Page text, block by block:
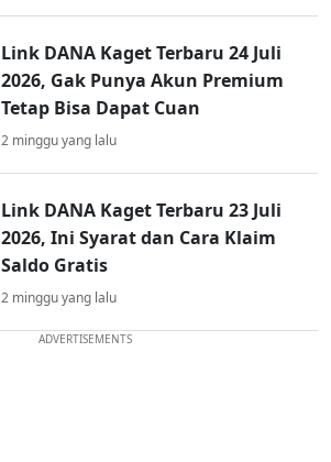
Link DANA Kaget Terbaru 24 Juli
2026, Gak Punya Akun Premium
Tetap Bisa Dapat Cuan
2 minggu yang lalu
Link DANA Kaget Terbaru 23 Juli
2026, Ini Syarat dan Cara Klaim
Saldo Gratis
2 minggu yang lalu
ADVERTISEMENTS